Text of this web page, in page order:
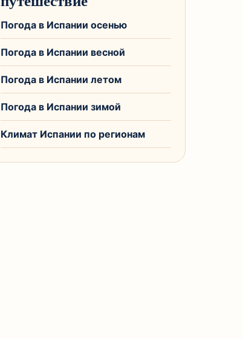
Погода в Испании осенью
Погода в Испании весной
Погода в Испании летом
Погода в Испании зимой
Климат Испании по регионам